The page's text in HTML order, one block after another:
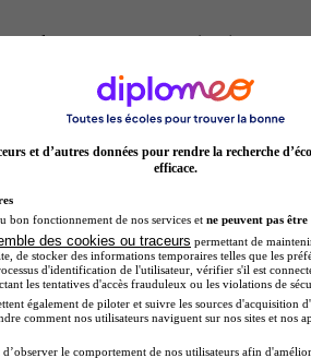
par des centres non partenaires (non
rémunération à notre plateforme,
centres partenaires et sont également
sont reconnaissables par le fait qu’elles ne
consultez nosrègles de fonctionnement de
et d’autres données pour rendre la recherche
efficace.
bon fonctionnement de nos services et ne peuvent pas être
des cookies ou traceurs permettant de
de stocker des informations temporaires telles que les
d'identification de l'utilisateur, vérifier s'il est
les tentatives d'accès frauduleux ou les violations de
également de piloter et suivre les sources d'acquisition
comment nos utilisateurs naviguent sur nos sites et nos
le comportement de nos utilisateurs afin